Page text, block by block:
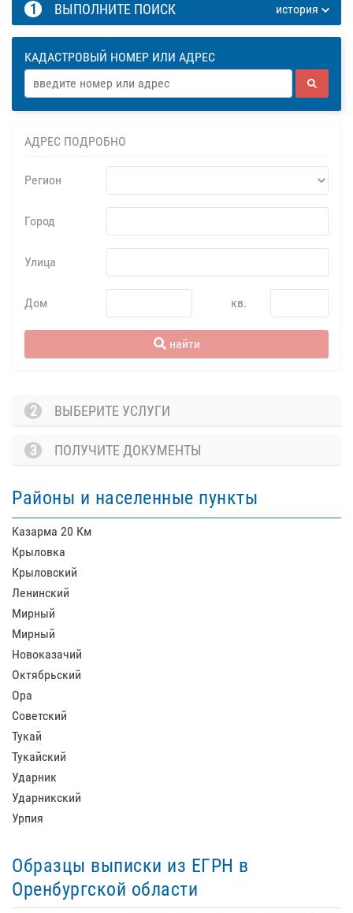
1 ВЫПОЛНИТЕ ПОИСК история
КАДАСТРОВЫЙ НОМЕР ИЛИ АДРЕС
АДРЕС ПОДРОБНО
Регион
Город
Улица
Дом кв.
найти
2 ВЫБЕРИТЕ УСЛУГИ
3 ПОЛУЧИТЕ ДОКУМЕНТЫ
Районы и населенные пункты
Казарма 20 Км
Крыловка
Крыловский
Ленинский
Мирный
Мирный
Новоказачий
Октябрьский
Ора
Советский
Тукай
Тукайский
Ударник
Ударникский
Урпия
Образцы выписки из ЕГРН в
Оренбургской области